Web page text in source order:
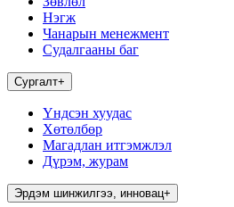
Нэгж
Чанарын менежмент
Судалгааны баг
Сургалт+
Үндсэн хуудас
Хөтөлбөр
Магадлан итгэмжлэл
Дүрэм, журам
Эрдэм шинжилгээ, инновац+